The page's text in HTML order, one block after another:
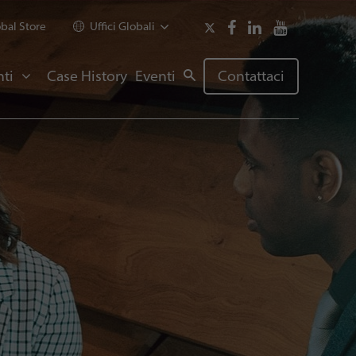
Store Uffici Globali
Case History Eventi Contattaci